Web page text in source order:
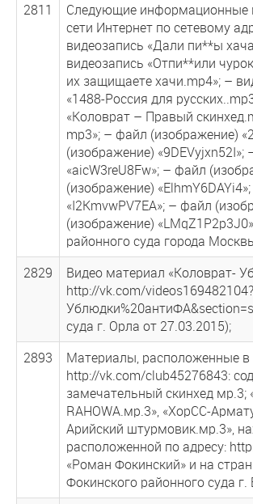
2811
Следующие информационные
сети Интернет по сетевому
видеозапись «Дали пи**ы
видеозапись «Отпи**или
их защищаете хачи.mp4»; –
«1488-Россия для
«Коловрат – Правый
mp3»; – файл (изображение)
(изображение)
«aicW3reU8Fw»; – файл
(изображение)
«I2KmvwPV7EA»; – файл
(изображение)
районного суда города
2829
Видео материал «Коловрат-
http://vk.com/
суда г. Орла от 27.03.2015);
2893
Материалы, расположенные в
http://vk.com/club45276843:
замечательный скинхед
RAHOWA.мр.3», «ХорСС-
Арийский штурмовик.мр.3»,
расположенной по адресу:
«Роман Фокинский» и на
Фокинского районного суда